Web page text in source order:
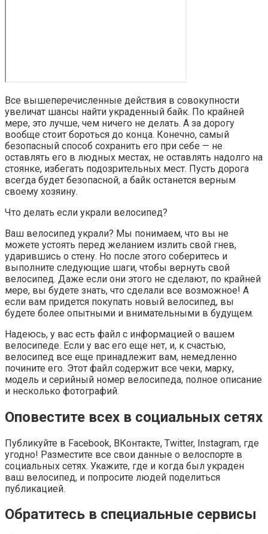
Все вышеперечисленные действия в совокупности
увеличат шансы найти украденный байк. По крайней
мере, это лучше, чем ничего не делать. А за дорогу
вообще стоит бороться до конца. Конечно, самый
безопасный способ сохранить его при себе — не
оставлять его в людных местах, не оставлять надолго на
стоянке, избегать подозрительных мест. Пусть дорога
всегда будет безопасной, а байк останется верным
своему хозяину.
Что делать если украли велосипед?
Ваш велосипед украли? Мы понимаем, что вы не
можете устоять перед желанием излить свой гнев,
ударившись о стену. Но после этого соберитесь и
выполните следующие шаги, чтобы вернуть свой
велосипед. Даже если они этого не сделают, по крайней
мере, вы будете знать, что сделали все возможное! А
если вам придется покупать новый велосипед, вы
будете более опытными и внимательными в будущем.
Надеюсь, у вас есть файл с информацией о вашем
велосипеде. Если у вас его еще нет, и, к счастью,
велосипед все еще принадлежит вам, немедленно
почините его. Этот файл содержит все чеки, марку,
модель и серийный номер велосипеда, полное описание
и несколько фотографий.
Оповестите всех в социальных сетях
Публикуйте в Facebook, ВКонтакте, Twitter, Instagram, где
угодно! Разместите все свои данные о велоспорте в
социальных сетях. Укажите, где и когда был украден
ваш велосипед, и попросите людей поделиться
публикацией.
Обратитеcь в специальные сервисы